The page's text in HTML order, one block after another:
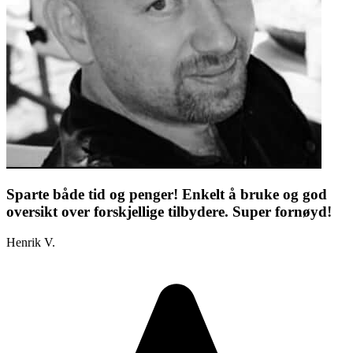
Sparte både tid og penger! Enkelt å bruke og god
oversikt over forskjellige tilbydere. Super fornøyd!
Henrik V.